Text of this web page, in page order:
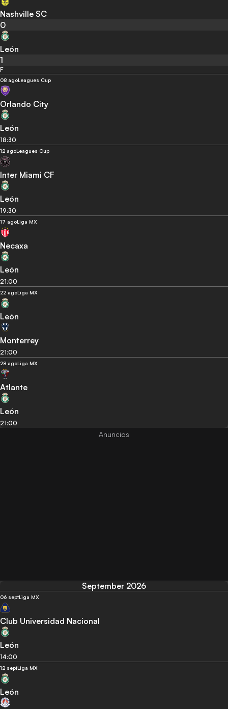
Nashville SC
0
León
1
F
08 agoLeagues Cup
Orlando City
León
18:30
12 agoLeagues Cup
Inter Miami CF
León
19:30
17 agoLiga MX
Necaxa
León
21:00
22 agoLiga MX
León
Monterrey
21:00
28 agoLiga MX
Atlante
León
21:00
September 2026
06 septLiga MX
Club Universidad Nacional
León
14:00
12 septLiga MX
León